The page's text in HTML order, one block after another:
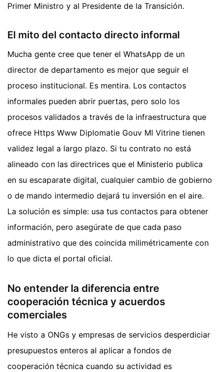
Primer Ministro y al Presidente de la Transición.
El mito del contacto directo informal
Mucha gente cree que tener el WhatsApp de un
director de departamento es mejor que seguir el
proceso institucional. Es mentira. Los contactos
informales pueden abrir puertas, pero solo los
procesos validados a través de la infraestructura que
ofrece Https Www Diplomatie Gouv Ml Vitrine tienen
validez legal a largo plazo. Si tu contrato no está
alineado con las directrices que el Ministerio publica
en su escaparate digital, cualquier cambio de gobierno
o de mando intermedio dejará tu inversión en el aire.
La solución es simple: usa tus contactos para obtener
información, pero asegúrate de que cada paso
administrativo que des coincida milimétricamente con
lo que dicta el portal oficial.
No entender la diferencia entre
cooperación técnica y acuerdos
comerciales
He visto a ONGs y empresas de servicios desperdiciar
presupuestos enteros al aplicar a fondos de
cooperación técnica cuando su actividad es